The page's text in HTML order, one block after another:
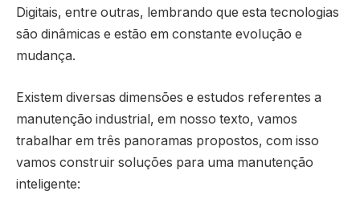
Digitais, entre outras, lembrando que esta tecnologias
são dinâmicas e estão em constante evolução e
mudança.
Existem diversas dimensões e estudos referentes a
manutenção industrial, em nosso texto, vamos
trabalhar em três panoramas propostos, com isso
vamos construir soluções para uma manutenção
inteligente: